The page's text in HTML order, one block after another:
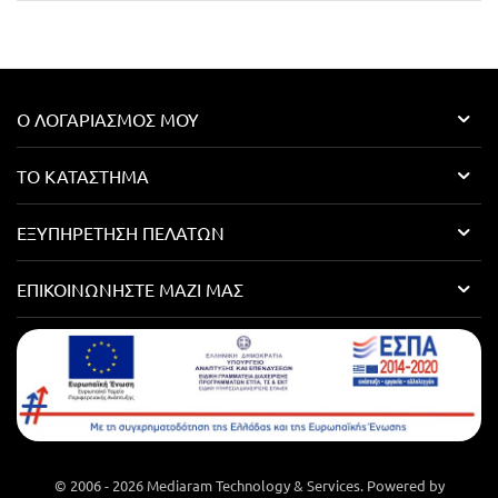
Ο ΛΟΓΑΡΙΑΣΜΌΣ ΜΟΥ
ΤΟ ΚΑΤΆΣΤΗΜΑ
ΕΞΥΠΗΡΈΤΗΣΗ ΠΕΛΑΤΏΝ
ΕΠΙΚΟΙΝΩΝΉΣΤΕ ΜΑΖΊ ΜΑΣ
© 2006 - 2026 Mediaram Technology & Services. Powered by